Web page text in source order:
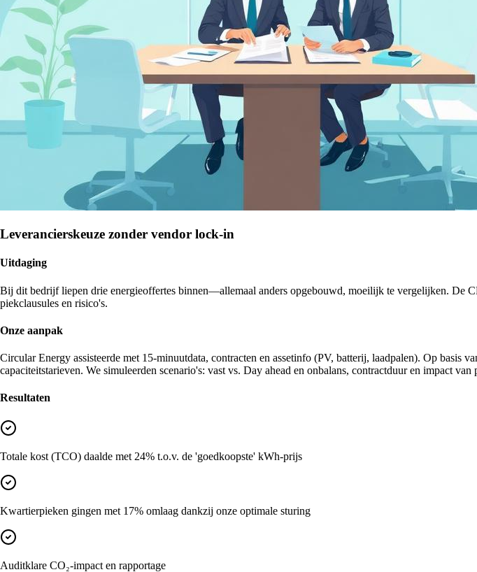
Leverancierskeuze zonder vendor lock-in
Uitdaging
Bij dit bedrijf liepen drie energieoffertes binnen—allemaal anders opgebouwd, moeilijk te vergelijken. De
piekclausules en risico's.
Onze aanpak
Circular Energy assisteerde met 15-minuutdata, contracten en assetinfo (PV, batterij, laadpalen). Op basis
capaciteitstarieven. We simuleerden scenario's: vast vs. Day ahead en onbalans, contractduur en impact van
Resultaten
Totale kost (TCO) daalde met 24% t.o.v. de 'goedkoopste' kWh-prijs
Kwartierpieken gingen met 17% omlaag dankzij onze optimale sturing
Auditklare CO₂-impact en rapportage